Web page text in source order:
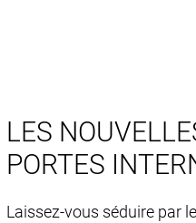
LES
PORTES
Laissez-vous séduire par